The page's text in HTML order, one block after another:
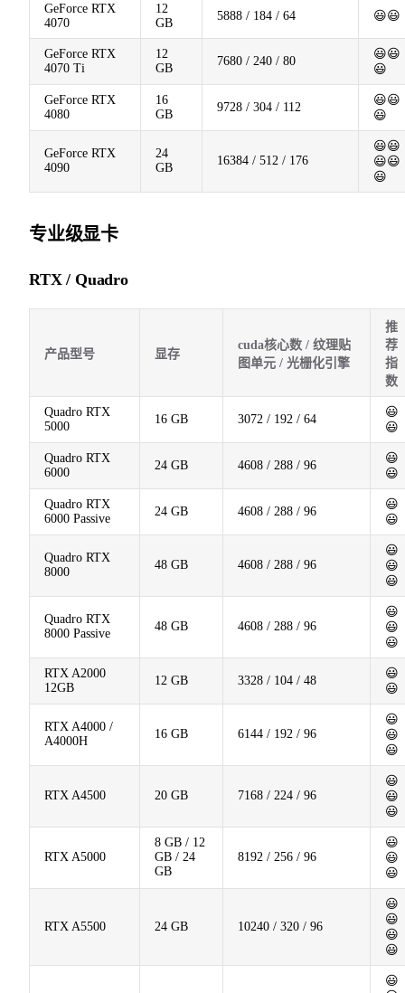
GeForce RTX
4070
12
GB
5888 / 184 / 64 😃😃
GeForce RTX
4070 Ti
12
GB
7680 / 240 / 80
😃😃
😃
GeForce RTX
4080
16
GB
9728 / 304 / 112
😃😃
😃
GeForce RTX
4090
24
GB
16384 / 512 / 176
😃😃
😃😃
😃
专业级显卡
RTX / Quadro
产品型号 显存
cuda核心数 / 纹理贴
图单元 / 光栅化引擎
推
荐
指
数
Quadro RTX
5000
16 GB 3072 / 192 / 64
😃
😃
Quadro RTX
6000
24 GB 4608 / 288 / 96
😃
😃
Quadro RTX
6000 Passive
24 GB 4608 / 288 / 96
😃
😃
Quadro RTX
8000
48 GB 4608 / 288 / 96
😃
😃
😃
Quadro RTX
8000 Passive
48 GB 4608 / 288 / 96
😃
😃
😃
RTX A2000
12GB
12 GB 3328 / 104 / 48
😃
😃
RTX A4000 /
A4000H
16 GB 6144 / 192 / 96
😃
😃
😃
RTX A4500 20 GB 7168 / 224 / 96
😃
😃
😃
RTX A5000
8 GB / 12
GB / 24
GB
8192 / 256 / 96
😃
😃
😃
RTX A5500 24 GB 10240 / 320 / 96
😃
😃
😃
😃
😃